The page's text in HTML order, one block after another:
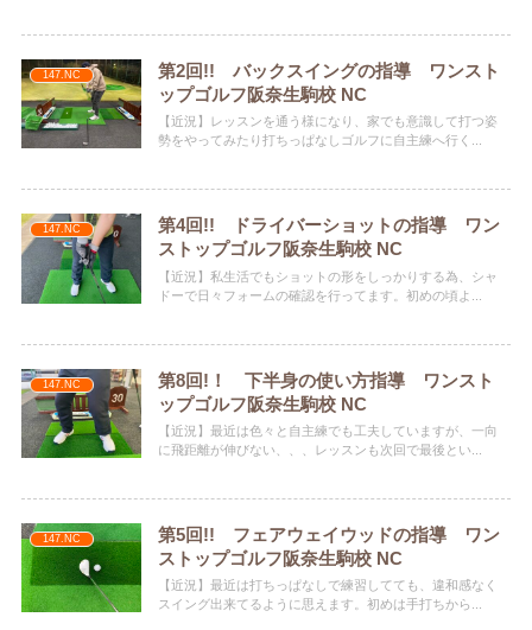
147.NC
第2回!! バックスイングの指導 ワンスト
ップゴルフ阪奈生駒校 NC
【近況】レッスンを通う様になり、家でも意識して打つ姿
勢をやってみたり打ちっぱなしゴルフに自主練へ行く...
147.NC
第4回!! ドライバーショットの指導 ワン
ストップゴルフ阪奈生駒校 NC
【近況】私生活でもショットの形をしっかりする為、シャ
ドーで日々フォームの確認を行ってます。初めの頃よ...
147.NC
第8回!！ 下半身の使い方指導 ワンスト
ップゴルフ阪奈生駒校 NC
【近況】最近は色々と自主練でも工夫していますが、一向
に飛距離が伸びない、、、レッスンも次回で最後とい...
147.NC
第5回!! フェアウェイウッドの指導 ワン
ストップゴルフ阪奈生駒校 NC
【近況】最近は打ちっぱなしで練習してても、違和感なく
スイング出来てるように思えます。初めは手打ちから...